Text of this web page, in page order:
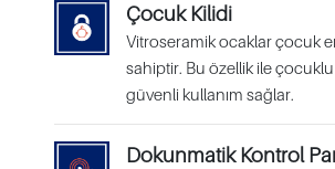
Çocuk Kilidi
Vitroseramik ocaklar çocuk
sahiptir. Bu özellik ile
güvenli kullanım sağlar.
Dokunmatik Kontrol